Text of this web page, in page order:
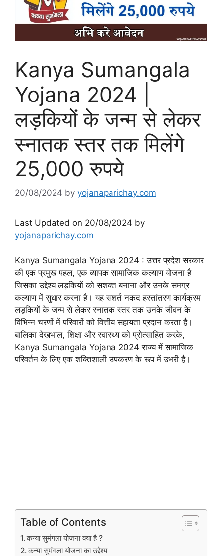
Kanya Sumangala
Yojana 2024 |
लड़कियों के जन्म से लेकर
स्नातक स्तर तक मिलेंगे
25,000 रुपये
20/08/2024 by yojanaparichay.com
Last Updated on 20/08/2024 by
yojanaparichay.com
Kanya Sumangala Yojana 2024 : उत्तर प्रदेश सरकार
की एक प्रमुख पहल, एक व्यापक सामाजिक कल्याण योजना है
जिसका उद्देश्य लड़कियों को सशक्त बनाना और उनके समग्र
कल्याण में सुधार करना है। यह सशर्त नकद हस्तांतरण कार्यक्रम
लड़कियों के जन्म से लेकर स्नातक स्तर तक उनके जीवन के
विभिन्न चरणों में परिवारों को वित्तीय सहायता प्रदान करता है।
बालिका देखभाल, शिक्षा और स्वास्थ्य को प्रोत्साहित करके,
Kanya Sumangala Yojana 2024 राज्य में सामाजिक
परिवर्तन के लिए एक शक्तिशाली उपकरण के रूप में उभरी है।
Table of Contents
कन्या सुमंगला योजना क्या है ?
कन्या सुमंगला योजना का उद्देश्य